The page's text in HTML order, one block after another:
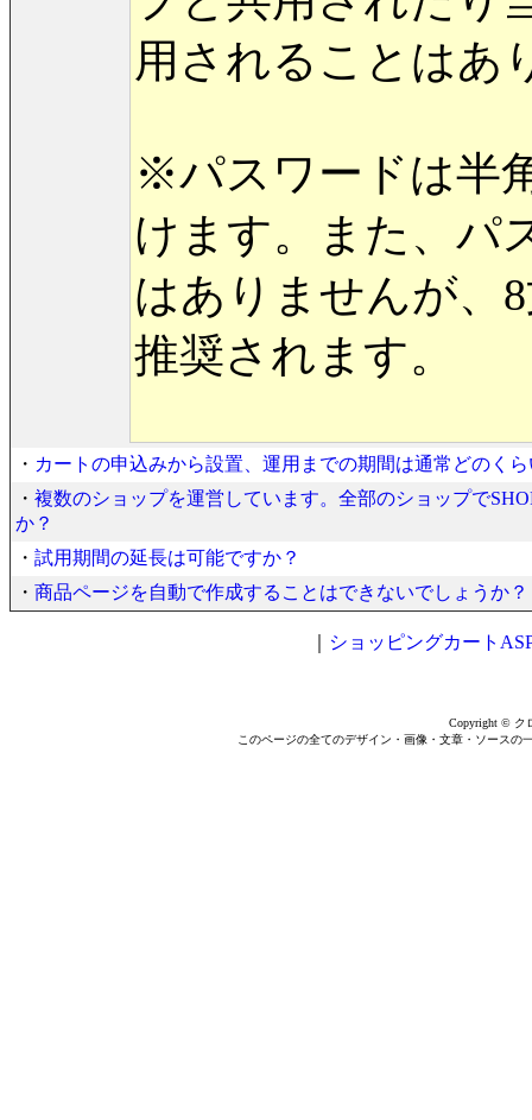
用されることはあ
※パスワードは半
けます。また、パ
はありませんが、
推奨されます。
・ カートの申込みから設置、運用までの期間は通常どのく
・ 複数のショップを運営しています。全部のショップで
か？
・ 試用期間の延長は可能ですか？
・ 商品ページを自動で作成することはできないでしょうか？
ショッピングカート
Copyright © ク
このページの全てのデザイン・画像・文章・ソース